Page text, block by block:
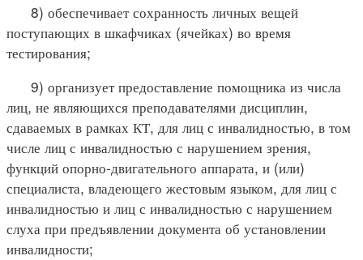
8) обеспечивает сохранность личных вещей
поступающих в шкафчиках (ячейках) во время
тестирования;
9) организует предоставление помощника из числа
лиц, не являющихся преподавателями дисциплин,
сдаваемых в рамках КТ, для лиц с инвалидностью, в том
числе лиц с инвалидностью с нарушением зрения,
функций опорно-двигательного аппарата, и (или)
специалиста, владеющего жестовым языком, для лиц с
инвалидностью и лиц с инвалидностью с нарушением
слуха при предъявлении документа об установлении
инвалидности;